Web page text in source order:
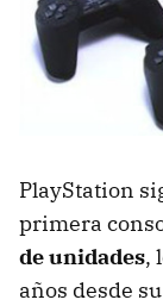
PlayStation
primera
de unidades,
años desde